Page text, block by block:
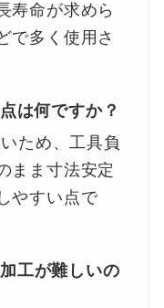
寿命が求めら
で多く使用さ
は何ですか？
ため、工具負
まま寸法安定
やすい点で
工が難しいの